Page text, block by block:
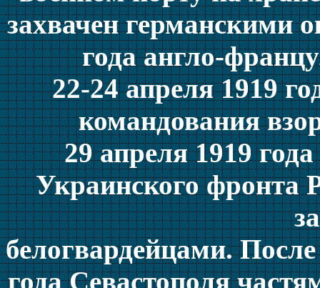
захвачен германскими
года англо-
22-24 апреля 1919
командования
29 апреля 1919
Украинского фронта
белогвардейцами.
года Севастополя